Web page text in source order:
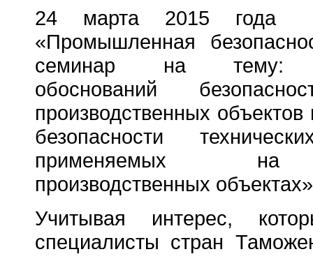
24 марта 2015
«Промышленная
семинар на тему:
обоснований
производственных
безопасности
применяемых на
производственных
Учитывая интерес,
специалисты стран